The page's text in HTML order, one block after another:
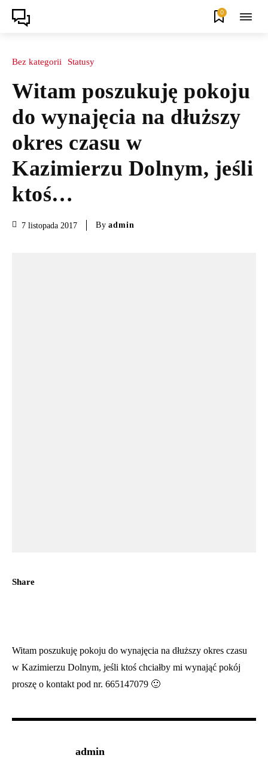
0
Bez kategorii Statusy
Witam poszukuję pokoju
do wynajęcia na dłuższy
okres czasu w
Kazimierzu Dolnym, jeśli
ktoś…
7 listopada 2017 By admin
Share
Witam poszukuję pokoju do wynajęcia na dłuższy okres czasu
w Kazimierzu Dolnym, jeśli ktoś chciałby mi wynająć pokój
proszę o kontakt pod nr. 665147079 🙂
admin